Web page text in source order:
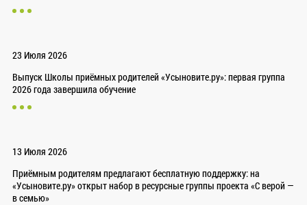
23 Июля 2026
Выпуск Школы приёмных родителей «Усыновите.ру»: первая группа
2026 года завершила обучение
13 Июля 2026
Приёмным родителям предлагают бесплатную поддержку: на
«Усыновите.ру» открыт набор в ресурсные группы проекта «С верой —
в семью»